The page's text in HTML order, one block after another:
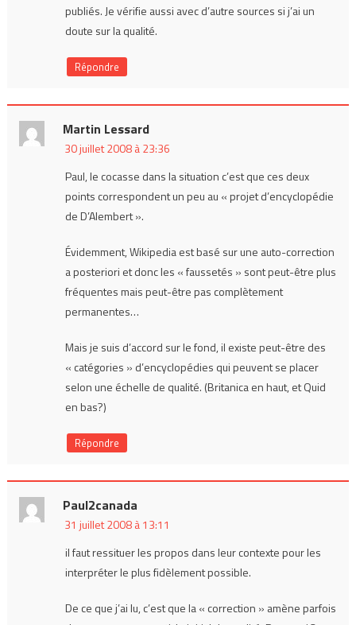
publiés. Je vérifie aussi avec d’autre sources si j’ai un
doute sur la qualité.
Répondre
Martin Lessard
30 juillet 2008 à 23:36
Paul, le cocasse dans la situation c’est que ces deux
points correspondent un peu au « projet d’encyclopédie
de D’Alembert ».
Évidemment, Wikipedia est basé sur une auto-correction
a posteriori et donc les « faussetés » sont peut-être plus
fréquentes mais peut-être pas complètement
permanentes…
Mais je suis d’accord sur le fond, il existe peut-être des
« catégories » d’encyclopédies qui peuvent se placer
selon une échelle de qualité. (Britanica en haut, et Quid
en bas?)
Répondre
Paul2canada
31 juillet 2008 à 13:11
il faut ressituer les propos dans leur contexte pour les
interpréter le plus fidèlement possible.
De ce que j’ai lu, c’est que la « correction » amène parfois